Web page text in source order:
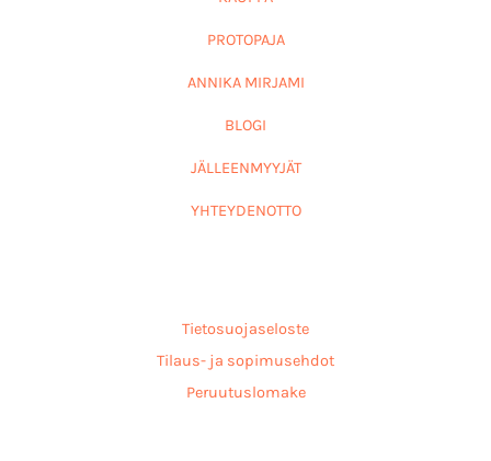
PROTOPAJA
ANNIKA MIRJAMI
BLOGI
JÄLLEENMYYJÄT
YHTEYDENOTTO
Tietosuojaseloste
Tilaus- ja sopimusehdot
Peruutuslomake